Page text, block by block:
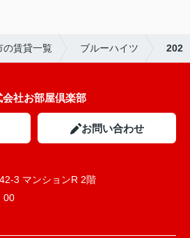
の賃貸一覧 ブルーハイツ 202
会社お部屋倶楽部
お問い合わせ
3 マンションR 2階
00